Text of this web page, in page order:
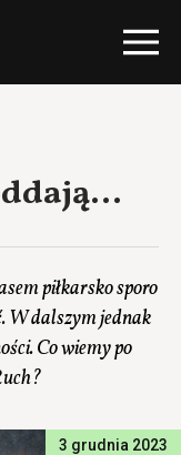
piłkarsko sporo
W dalszym jednak
Co wiemy po
3 grudnia 2023